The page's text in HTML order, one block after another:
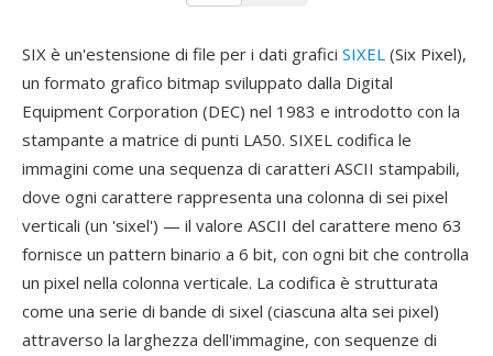
SIX è un'estensione di file per i dati grafici SIXEL (Six Pixel),
un formato grafico bitmap sviluppato dalla Digital
Equipment Corporation (DEC) nel 1983 e introdotto con la
stampante a matrice di punti LA50. SIXEL codifica le
immagini come una sequenza di caratteri ASCII stampabili,
dove ogni carattere rappresenta una colonna di sei pixel
verticali (un 'sixel') — il valore ASCII del carattere meno 63
fornisce un pattern binario a 6 bit, con ogni bit che controlla
un pixel nella colonna verticale. La codifica è strutturata
come una serie di bande di sixel (ciascuna alta sei pixel)
attraverso la larghezza dell'immagine, con sequenze di